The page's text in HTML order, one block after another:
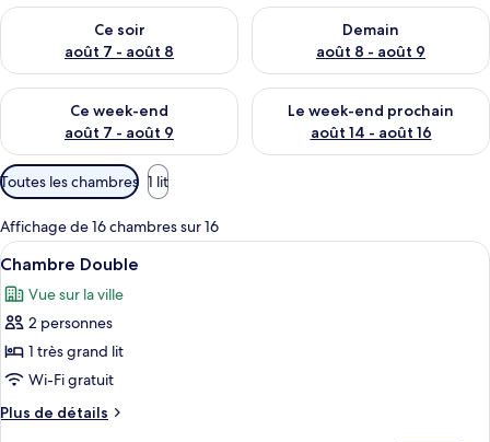
Ce soir
août 7 - août 8
Vérifier la disponibilité pour ce soir août 7 - août 8
Demain
août 8 - août 9
Vérifier la disponibilité pour
Ce week-end
août 7 - août 9
Vérifier la disponibilité pour ce week-end août 7 - août 9
Le week-end prochain
août 14 - août 16
Vérifier la disponibilité pour
Filtres
disponibles
pour
les
chambres
Toutes les chambres 1 lit
Affichage de 16 chambres sur 16
Afficher
toutes
les
photos
pour
ce
type
de
Une chambre d’hôtel avec un grand
5
Chambre Double
Vue sur la ville
2 personnes
1 très grand lit
Wi-Fi gratuit
Plus de détails
Plus